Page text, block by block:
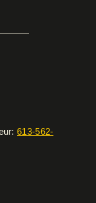
613-562-